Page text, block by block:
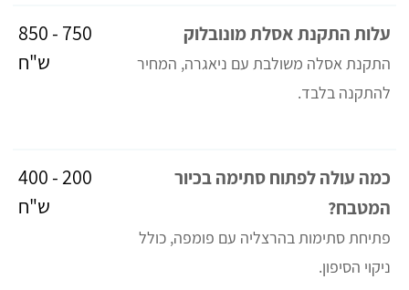
עלות התקנת אסלת מונובלוק
התקנת אסלה משולבת עם ניאגרה, המחיר
להתקנה בלבד.
750 - 850
ש"ח
כמה עולה לפתוח סתימה בכיור
המטבח?
פתיחת סתימות בהרצליה עם פומפה, כולל
ניקוי הסיפון.
200 - 400
ש"ח